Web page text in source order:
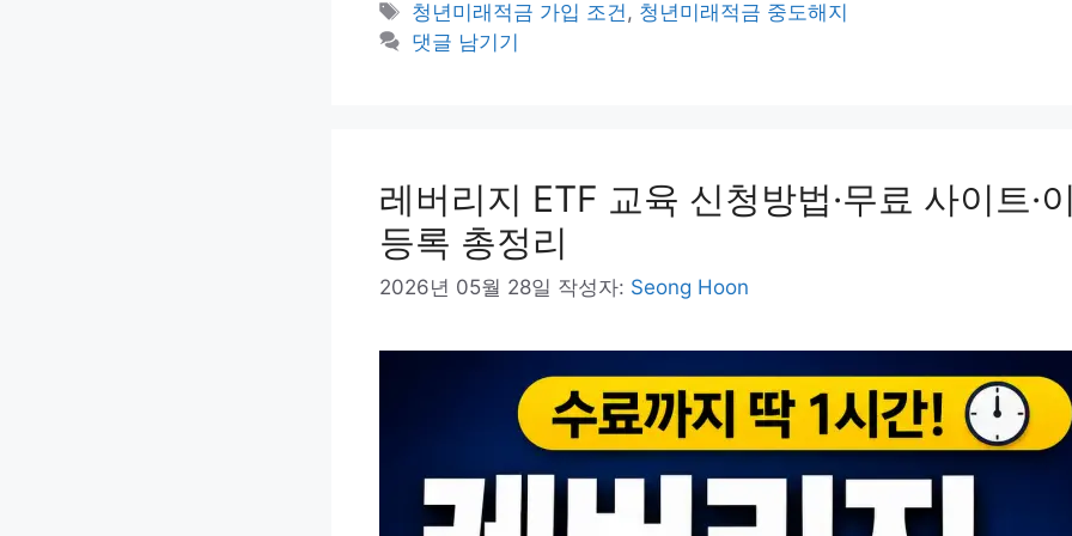
테
고
태
그
청년미래적금 가입 조건 , 청년미래적금 중도해지
댓글 남기기
레버리지 ETF 교육 신청방법·무료 사이트·
등록 총정리
2026년 05월 28일 작성자: Seong Hoon